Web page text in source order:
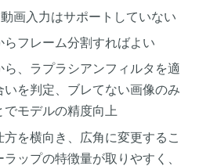
画入力はサポートしていない
らフレーム分割すればよい
ら、ラプラシアンフィルタを適
いを判定、ブレてない画像のみ
でモデルの精度向上
方を横向き、広角に変更するこ
ップの特徴量が取りやすく、